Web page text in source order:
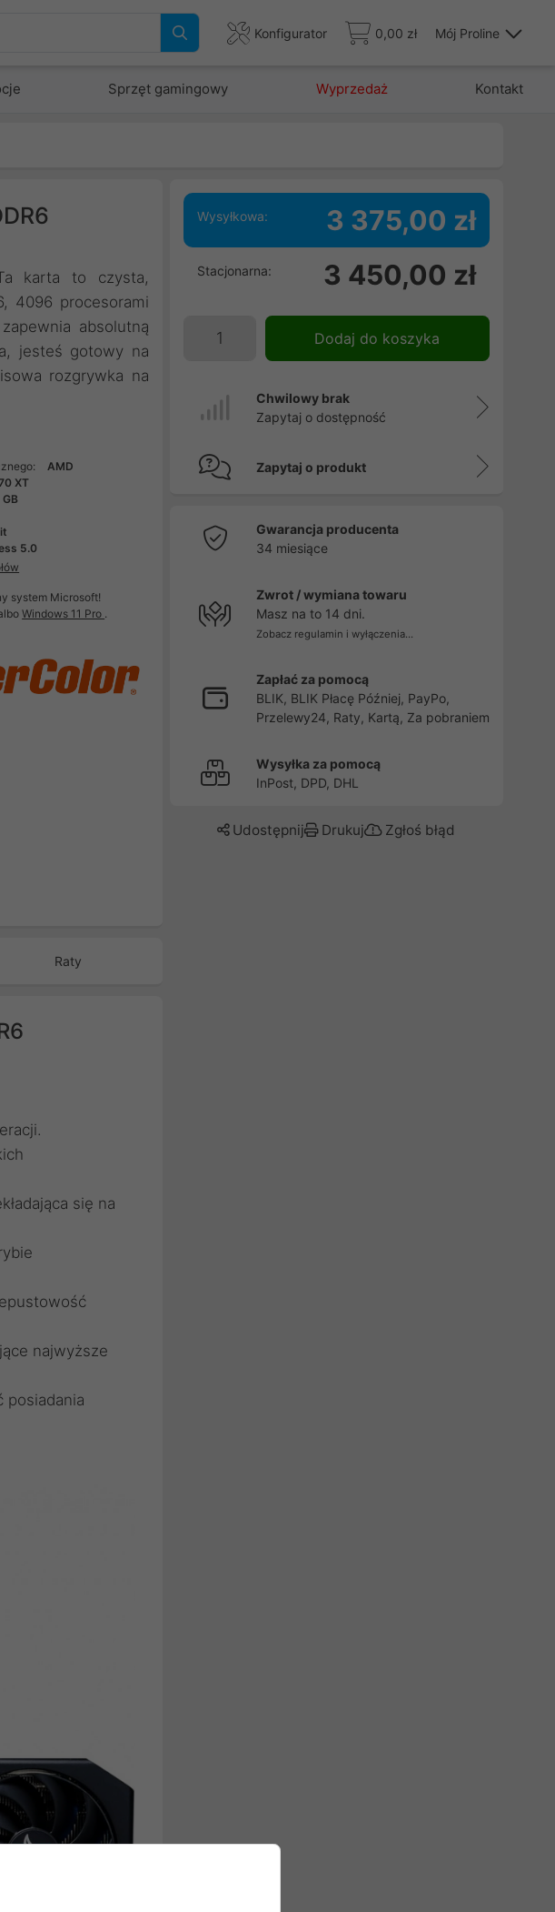
Konfigurator 0,00 zł Mój Proline
Sprzęt gamingowy Wyprzedaż Kontakt
karta to czysta,
4096 procesorami
absolutną
jesteś gotowy na
rozgrywka na
AMD
XT
GB
5.0
system Microsoft!
Windows 11 Pro .
Raty
się na
najwyższe
posiadania
Wysyłkowa: 3 375,00 zł
Stacjonarna: 3 450,00 zł
Dodaj do koszyka
Chwilowy brak
Zapytaj o dostępność
Zapytaj o produkt
Gwarancja producenta
34 miesiące
Zwrot / wymiana towaru
Masz na to 14 dni.
Zobacz regulamin i wyłączenia...
Zapłać za pomocą
BLIK, BLIK Płacę Później, PayPo,
Przelewy24, Raty, Kartą, Za pobraniem
Wysyłka za pomocą
InPost, DPD, DHL
Udostępnij Drukuj Zgłoś błąd